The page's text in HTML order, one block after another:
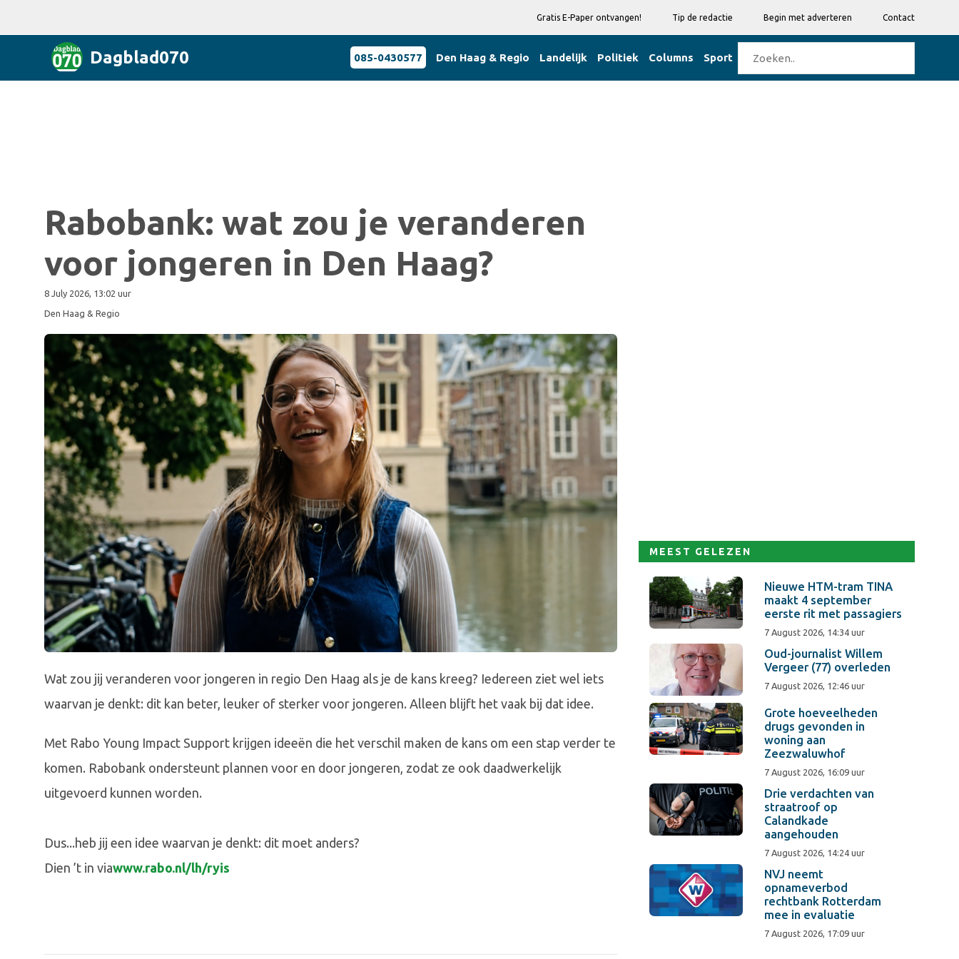
Gratis E-Paper ontvangen! Tip de redactie Begin met adverteren Contact
Dagblad070 085-0430577 Den Haag & Regio Landelijk Politiek Columns Sport
Rabobank: wat zou je veranderen
voor jongeren in Den Haag?
8 July 2026, 13:02 uur
Den Haag & Regio
Wat zou jij veranderen voor jongeren in regio Den Haag als je de kans kreeg? Iedereen ziet wel iets
waarvan je denkt: dit kan beter, leuker of sterker voor jongeren. Alleen blijft het vaak bij dat idee.
Met Rabo Young Impact Support krijgen ideeën die het verschil maken de kans om een stap verder te
komen. Rabobank ondersteunt plannen voor en door jongeren, zodat ze ook daadwerkelijk
uitgevoerd kunnen worden.
Dus...heb jij een idee waarvan je denkt: dit moet anders?
Dien ’t in viawww.rabo.nl/lh/ryis
MEEST GELEZEN
Nieuwe HTM-tram TINA
maakt 4 september
eerste rit met passagiers
7 August 2026, 14:34 uur
Oud-journalist Willem
Vergeer (77) overleden
7 August 2026, 12:46 uur
Grote hoeveelheden
drugs gevonden in
woning aan
Zeezwaluwhof
7 August 2026, 16:09 uur
Drie verdachten van
straatroof op
Calandkade
aangehouden
7 August 2026, 14:24 uur
NVJ neemt
opnameverbod
rechtbank Rotterdam
mee in evaluatie
7 August 2026, 17:09 uur